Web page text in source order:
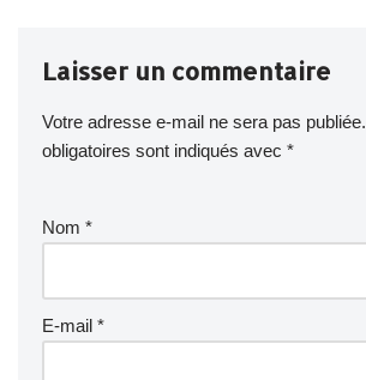
Laisser un commentaire
Votre adresse e-mail ne sera pas publiée.
obligatoires sont indiqués avec *
Nom *
E-mail *